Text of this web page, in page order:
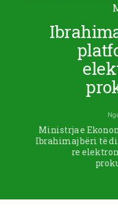
Ministrja e
Ibrahimaj bëri të
re